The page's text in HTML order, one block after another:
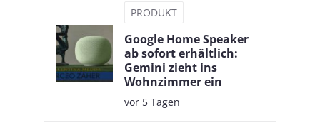
PRODUKT
Google Home Speaker
ab sofort erhältlich:
Gemini zieht ins
Wohnzimmer ein
vor 5 Tagen